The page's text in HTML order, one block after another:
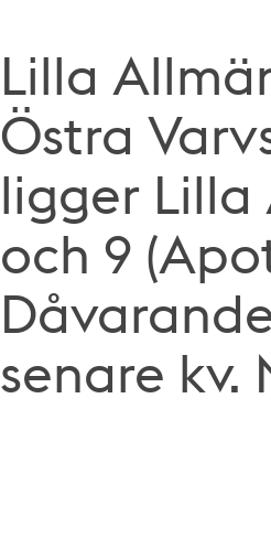
Lilla
Östra
ligger Lilla
och 9
senare kv.